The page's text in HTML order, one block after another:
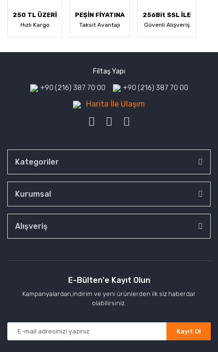
250 TL ÜZERİ
Hızlı Kargo
PEŞİN FİYATINA
Taksit Avantajı
256Bit SSL İLE
Güvenli Alışveriş
Filtaş Yapı
+90 (216) 387 70 00 +90 (216) 387 70 00
Harita İle Ulaşım
Kategoriler
Kurumsal
Alışveriş
E-Bülten'e Kayıt Olun
Kampanyalardan,indirim ve yeni ürünlerden ilk siz haberdar
olabilirsiniz.
Kayıt Ol